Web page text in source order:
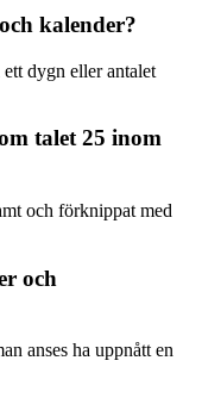
kalender?
dygn eller antalet
talet 25 inom
och förknippat med
och
anses ha uppnått en